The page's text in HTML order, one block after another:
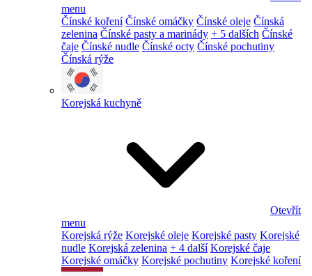
menu
Čínské koření Čínské omáčky Čínské oleje Čínská
zelenina Čínské pasty a marinády + 5 dalších Čínské
čaje Čínské nudle Čínské octy Čínské pochutiny
Čínská rýže
Korejská kuchyně
Otevřít
menu
Korejská rýže Korejské oleje Korejské pasty Korejské
nudle Korejská zelenina + 4 další Korejské čaje
Korejské omáčky Korejské pochutiny Korejské koření